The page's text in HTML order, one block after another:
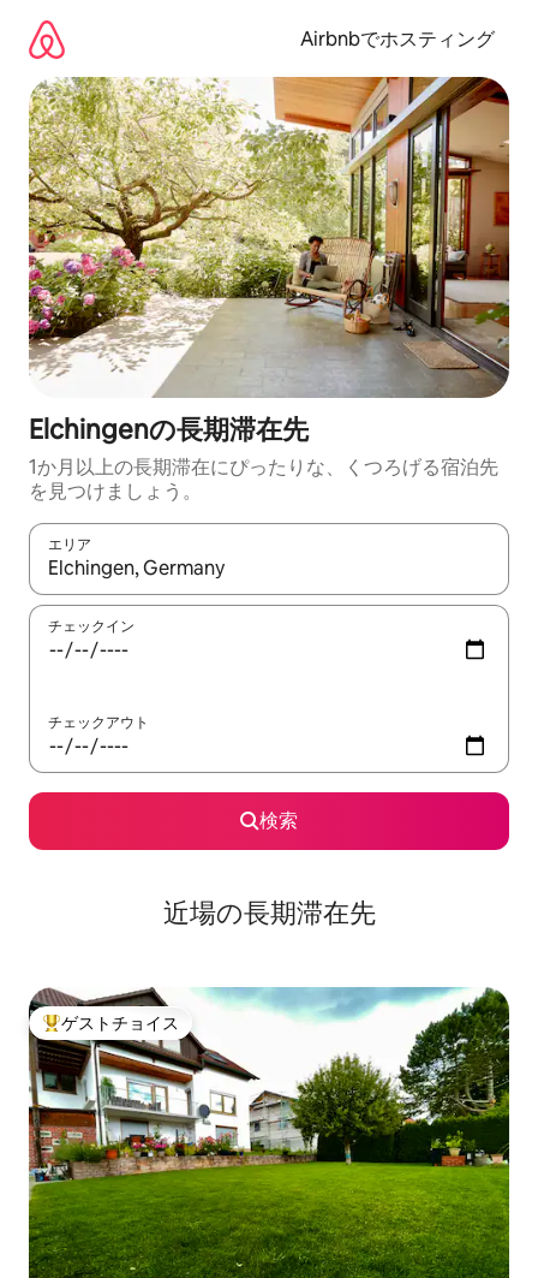
Airbnbでホスティング
Elchingenの長期滞在先
1か月以上の長期滞在にぴったりな、くつろげる宿泊先
を見つけましょう。
エリア
検索結果が表示されたら、上下の矢印キーを使って移動するか
チェックイン
チェックアウト
検索
近場の長期滞在先
大好評のゲストチョイスです。
ゲストチョイス